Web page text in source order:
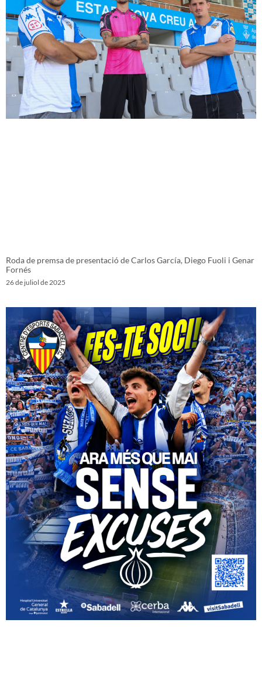
Roda de premsa de presentació de Carlos García, Diego Fuoli i Genar
Fornés
26 de juliol de 2025